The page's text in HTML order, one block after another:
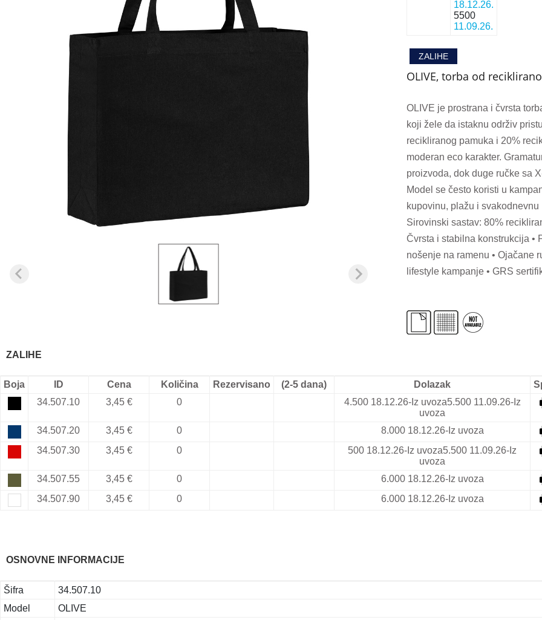
18.12.26.
5500
11.09.26.
ZALIHE
OLIVE, torba od
OLIVE je prostrana i čvrsta
koji žele da istaknu održiv
recikliranog pamuka i 20%
moderan eco karakter.
proizvoda, dok duge ručke sa
Model se često koristi u
kupovinu, plažu i
Sirovinski sastav: 80%
Čvrsta i stabilna konstrukcija •
nošenje na ramenu • Ojačane
lifestyle kampanje • GRS
ZALIHE
Boja ID Cena Količina Rezervisano (2-5 dana) Dolazak
34.507.10
3,45 € 0 4.500 18.12.26-Iz uvoza5.500 11.09.26-Iz
uvoza
34.507.20
3,45 € 0 8.000 18.12.26-Iz uvoza
34.507.30
3,45 € 0 500 18.12.26-Iz uvoza5.500 11.09.26-Iz
uvoza
34.507.55
3,45 € 0 6.000 18.12.26-Iz uvoza
34.507.90
3,45 € 0 6.000 18.12.26-Iz uvoza
OSNOVNE INFORMACIJE
Šifra
34.507.10
Model
OLIVE